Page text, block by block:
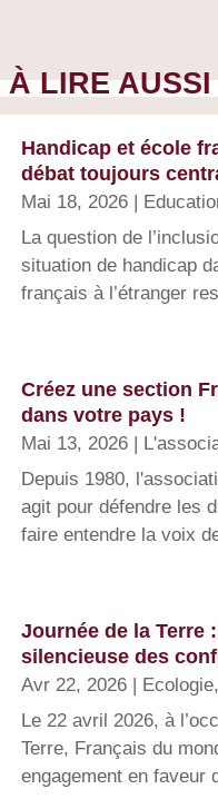
À LIRE AUSSI
Handicap et école
débat toujours
Mai 18, 2026
La question de
situation de handicap
français à l’étranger
Créez une section
dans votre pays !
Mai 13, 2026
Depuis 1980,
agit pour défendre les
faire entendre la voix
Journée de la Terre
silencieuse des
Avr 22, 2026 Ecologie,
Le 22 avril 2026, à
Terre, Français du
engagement en faveur